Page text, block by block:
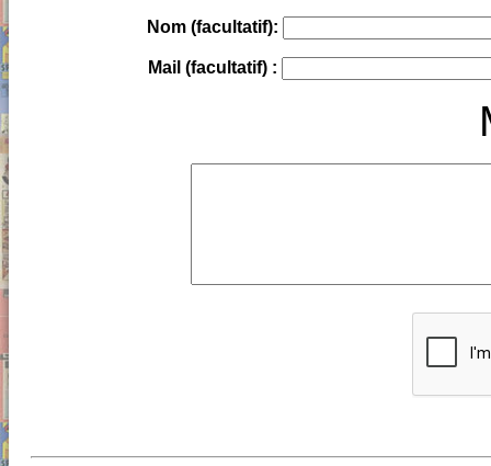
Nom (facultatif):
Mail (facultatif) :